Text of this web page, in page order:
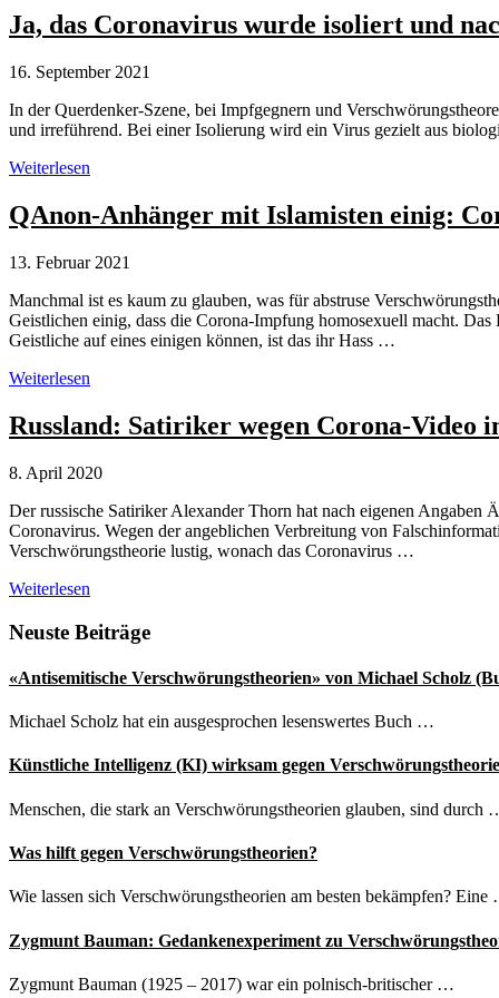
in
Österreich
Ja, das Coronavirus wurde isoliert und
16. September 2021
In der Querdenker-Szene, bei Impfgegnern und
und irreführend. Bei einer Isolierung wird ein Virus gezielt aus
Ja,
Coronavirus
wurde
und
Weiterlesen
QAnon-Anhänger mit Islamisten einig:
13. Februar 2021
Manchmal ist es kaum zu glauben, was für abstruse
Geistlichen einig, dass die Corona-Impfung homosexuell macht.
Geistliche auf eines einigen können, ist das ihr Hass …
QAnon-
mit
Islamisten
Corona-
macht
homosexuell
Weiterlesen
Russland: Satiriker wegen Corona-Video
8. April 2020
Der russische Satiriker Alexander Thorn hat nach eigenen
Coronavirus. Wegen der angeblichen Verbreitung von
Verschwörungstheorie lustig, wonach das Coronavirus …
Russland:
wegen
Video
im
der
Weiterlesen
Seitenspalte
Neuste Beiträge
«Antisemitische Verschwörungstheorien» von Michael Scholz
Michael Scholz hat ein ausgesprochen lesenswertes Buch …
Künstliche Intelligenz (KI) wirksam gegen
Menschen, die stark an Verschwörungstheorien glauben, sind durch
Was hilft gegen Verschwörungstheorien?
Wie lassen sich Verschwörungstheorien am besten bekämpfen?
Zygmunt Bauman: Gedankenexperiment zu
Zygmunt Bauman (1925 – 2017) war ein polnisch-britischer …